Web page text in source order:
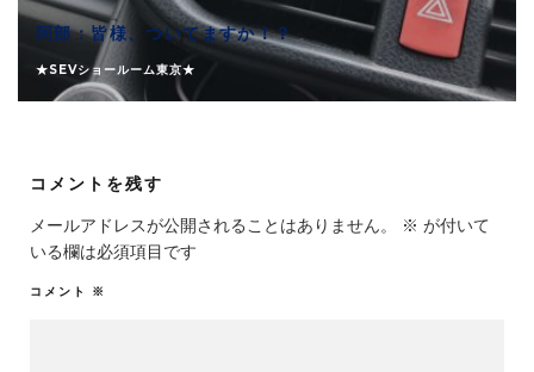
阿部：皆様、ついてますか！？
★SEVショールーム東京★
コメントを残す
メールアドレスが公開されることはありません。 ※ が付いて
いる欄は必須項目です
コメント ※